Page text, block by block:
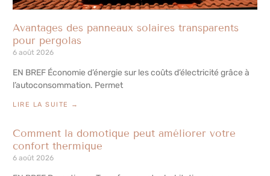
Avantages des panneaux solaires transparents
pour pergolas
6 août 2026
EN BREF Économie d’énergie sur les coûts d’électricité grâce à
l’autoconsommation. Permet
LIRE LA SUITE →
Comment la domotique peut améliorer votre
confort thermique
6 août 2026